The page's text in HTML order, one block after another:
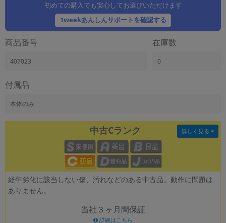
初めての購入でも安心してお選びいただけます
1weekあんしんサポートを確認する
商品番号
407023
在庫数
0
付属品
本体のみ
中古Cランク
経年劣化に該当しない傷、汚れなどのある中古品。動作に問題は
ありません。
詳しく見る
当社３ヶ月間保証
詳細はこちら
ランク
「新品」「未使用」「中古」など
CPU
OSの絞り込み
~
容量
~